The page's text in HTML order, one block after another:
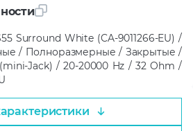
Surround White (CA-9011266-EU) /
/ Полноразмерные / Закрытые /
Jack) / 20-20000 Hz / 32 Ohm /